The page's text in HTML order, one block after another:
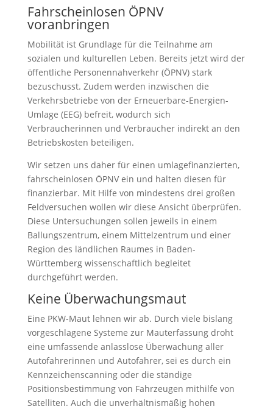
Fahrscheinlosen ÖPNV
voranbringen
Mobilität ist Grundlage für die Teilnahme am
sozialen und kulturellen Leben. Bereits jetzt wird der
öffentliche Personennahverkehr (ÖPNV) stark
bezuschusst. Zudem werden inzwischen die
Verkehrsbetriebe von der Erneuerbare-Energien-
Umlage (EEG) befreit, wodurch sich
Verbraucherinnen und Verbraucher indirekt an den
Betriebskosten beteiligen.
Wir setzen uns daher für einen umlagefinanzierten,
fahrscheinlosen ÖPNV ein und halten diesen für
finanzierbar. Mit Hilfe von mindestens drei großen
Feldversuchen wollen wir diese Ansicht überprüfen.
Diese Untersuchungen sollen jeweils in einem
Ballungszentrum, einem Mittelzentrum und einer
Region des ländlichen Raumes in Baden-
Württemberg wissenschaftlich begleitet
durchgeführt werden.
Keine Überwachungsmaut
Eine PKW-Maut lehnen wir ab. Durch viele bislang
vorgeschlagene Systeme zur Mauterfassung droht
eine umfassende anlasslose Überwachung aller
Autofahrerinnen und Autofahrer, sei es durch ein
Kennzeichenscanning oder die ständige
Positionsbestimmung von Fahrzeugen mithilfe von
Satelliten. Auch die unverhältnismäßig hohen